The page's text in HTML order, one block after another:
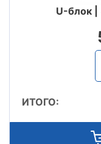
U-блок
ИТОГО: